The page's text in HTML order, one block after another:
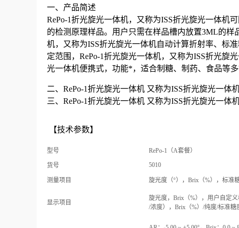
一、产品简述
RePo-1折光旋光一体机，又称为ISS折光旋光一体机
的检测原理样品。用户只需在样品槽内放置3ML的样
机，又称为ISS折光旋光一体机自动计算折射率、标
定范围， RePo-1折光旋光一体机，又称为ISS折光旋
光一体机便携式，功能*，适合制糖、制药、食品等
二、 RePo-1折光旋光一体机 又称为ISS折光旋光一体
三、 RePo-1折光旋光一体机 又称为ISS折光旋光一体
【技术参数】
型号 RePo-1（A套餐）
货号 5010
测量项目 旋光度（°），Brix（%），标准
显示项目
旋光度，Brix（%），用户自定
/浓度），Brix（%）/纯度/标准糖